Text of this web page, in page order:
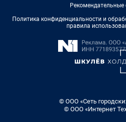
Рекомендательные
Политика конфиденциальности и
правила
© ООО «Сеть
© ООО «Интернет